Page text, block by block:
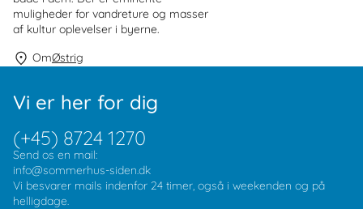
muligheder for vandreture og masser
af kultur oplevelser i byerne.
OmØstrig
Vi er her for dig
(+45) 8724 1270
Send os en mail:
info@sommerhus-siden.dk
Vi besvarer mails indenfor 24 timer, også i weekenden og på
helligdage.